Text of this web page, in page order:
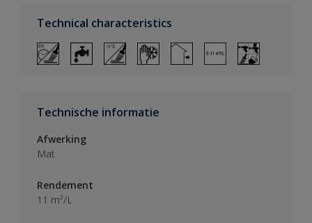
Technical characteristics
Technische informatie
Afwerking
Mat
Rendement
11 m²/L